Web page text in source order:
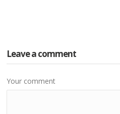
Leave a comment
Your comment